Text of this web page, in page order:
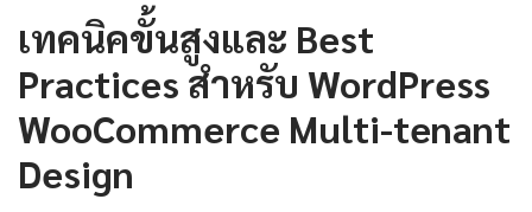
เทคนิคขั้นสูงและ Best
Practices สำหรับ WordPress
WooCommerce Multi-tenant
Design